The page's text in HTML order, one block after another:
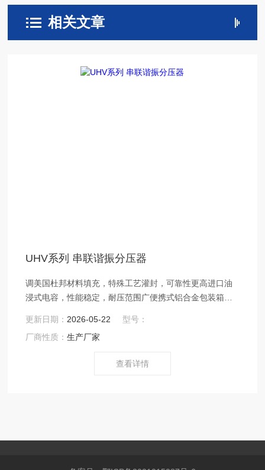
相关文章
UHV系列 串联谐振分压器
调美国杜邦材料填充，特殊工艺灌封，可靠性更高进口油
浸式电容，性能稳定，耐压范围广便携式铝合金包装箱，
更新日期： 2026-05-22
型号：
厂商性质：生产厂家
查看详情